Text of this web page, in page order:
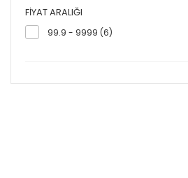
FIYAT ARALIĞI
99.9 - 9999 (6)